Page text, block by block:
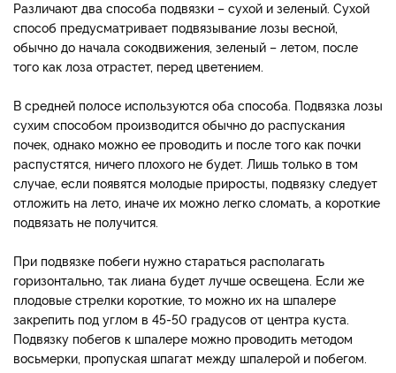
Различают два способа подвязки – сухой и зеленый. Сухой
способ предусматривает подвязывание лозы весной,
обычно до начала сокодвижения, зеленый – летом, после
того как лоза отрастет, перед цветением.
В средней полосе используются оба способа. Подвязка лозы
сухим способом производится обычно до распускания
почек, однако можно ее проводить и после того как почки
распустятся, ничего плохого не будет. Лишь только в том
случае, если появятся молодые приросты, подвязку следует
отложить на лето, иначе их можно легко сломать, а короткие
подвязать не получится.
При подвязке побеги нужно стараться располагать
горизонтально, так лиана будет лучше освещена. Если же
плодовые стрелки короткие, то можно их на шпалере
закрепить под углом в 45-50 градусов от центра куста.
Подвязку побегов к шпалере можно проводить методом
восьмерки, пропуская шпагат между шпалерой и побегом.